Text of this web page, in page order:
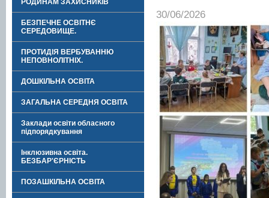
РОДИНАМ ЗАХИСНИКІВ
БЕЗПЕЧНЕ ОСВІТНЄ
СЕРЕДОВИЩЕ.
ПРОТИДІЯ ВЕРБУВАННЮ
НЕПОВНОЛІТНІХ.
ДОШКІЛЬНА ОСВІТА
ЗАГАЛЬНА СЕРЕДНЯ ОСВІТА
Заклади освіти обласного
підпорядкування
Інклюзивна освіта.
БЕЗБАР'ЄРНІСТЬ
ПОЗАШКІЛЬНА ОСВІТА
30/06/2026